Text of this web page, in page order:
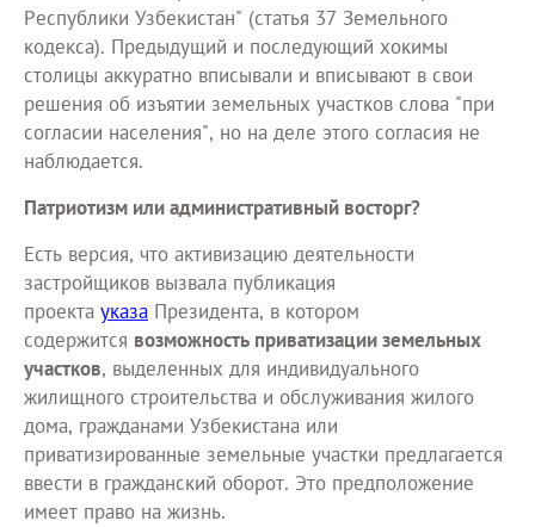
Республики Узбекистан" (статья 37 Земельного
кодекса). Предыдущий и последующий хокимы
столицы аккуратно вписывали и вписывают в свои
решения об изъятии земельных участков слова "при
согласии населения", но на деле этого согласия не
наблюдается.
Патриотизм или административный восторг?
Есть версия, что активизацию деятельности
застройщиков вызвала публикация
проекта указа Президента, в котором
содержится возможность приватизации земельных
участков, выделенных для индивидуального
жилищного строительства и обслуживания жилого
дома, гражданами Узбекистана или
приватизированные земельные участки предлагается
ввести в гражданский оборот. Это предположение
имеет право на жизнь.